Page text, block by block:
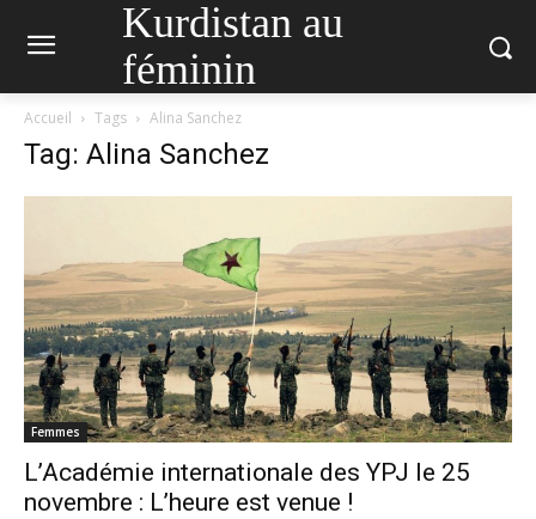
Kurdistan au
féminin
Accueil Tags Alina Sanchez
Tag: Alina Sanchez
Femmes
L’Académie internationale des YPJ le 25
novembre : L’heure est venue !